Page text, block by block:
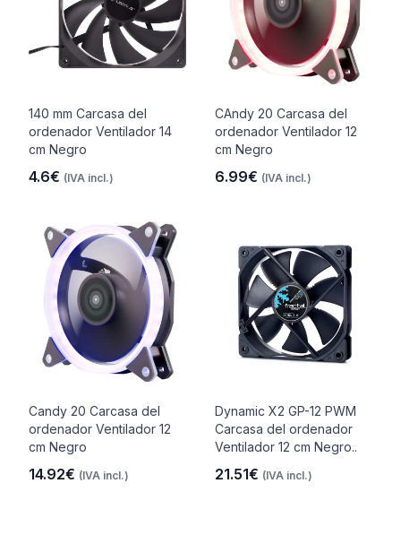
140 mm Carcasa del
ordenador Ventilador 14
cm Negro
4.6€ (IVA incl.)
CAndy 20 Carcasa del
ordenador Ventilador 12
cm Negro
6.99€ (IVA incl.)
Candy 20 Carcasa del
ordenador Ventilador 12
cm Negro
14.92€ (IVA incl.)
Dynamic X2 GP-12 PWM
Carcasa del ordenador
Ventilador 12 cm Negro..
21.51€ (IVA incl.)